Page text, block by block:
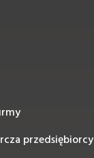
przedsiębiorcy